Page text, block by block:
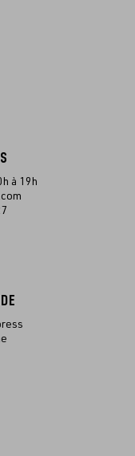
à 19h